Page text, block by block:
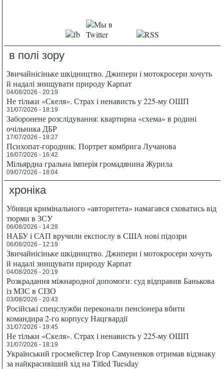
в полі зору
Звичайнісіньке шкідництво. Джипери і мотокросери хочуть
й надалі знищувати природу Карпат
04/08/2026 - 20:19
Не тільки «Скеля». Страх і ненависть у 225-му ОШП
31/07/2026 - 18:19
Заборонене розслідування: квартирна «схема» в родині
очільника ДБР
17/07/2026 - 18:27
Психопат-городник. Портрет комбрига Лучанова
16/07/2026 - 16:42
Мільярдна гральна імперія громадянина Журила
09/07/2026 - 18:04
хроніка
Убивця кримінального «авторитета» намагався сховатись від
тюрми в ЗСУ
06/08/2026 - 14:28
НАБУ і САП вручили експослу в США нові підозри
06/08/2026 - 12:19
Звичайнісіньке шкідництво. Джипери і мотокросери хочуть
й надалі знищувати природу Карпат
04/08/2026 - 20:19
Розкрадання міжнародної допомоги: суд відправив Банькова
із МЗС в СІЗО
03/08/2026 - 20:43
Російські спецслужби переконали пенсіонера вбити
командира 2-го корпусу Нацгвардії
31/07/2026 - 19:45
Не тільки «Скеля». Страх і ненависть у 225-му ОШП
31/07/2026 - 18:19
Український гросмейстер Ігор Самуненков отримав відзнаку
за найкрасивіший хід на Titled Tuesday